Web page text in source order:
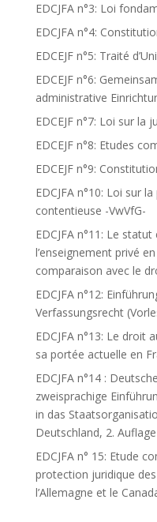
EDCJFA n°3: Loi
EDCJFA n°4:
EDCEJF n°5: Traité
EDCEJF n°6:
administrative
EDCEJF n°7: Loi sur la
EDCEJF n°8: Etudes
EDCEJF n°9:
EDCJFA n°10: Loi sur
contentieuse -VwVfG-
EDCJFA n°11: Le
l’enseignement privé
comparaison avec le
EDCJFA n°12:
Verfassungsrecht
EDCJFA n°13: Le droit
sa portée actuelle en
EDCJFA n°14 :
zweisprachige
in das
Deutschland, 2.
EDCJFA n° 15: Etude
protection juridique
l’Allemagne et le